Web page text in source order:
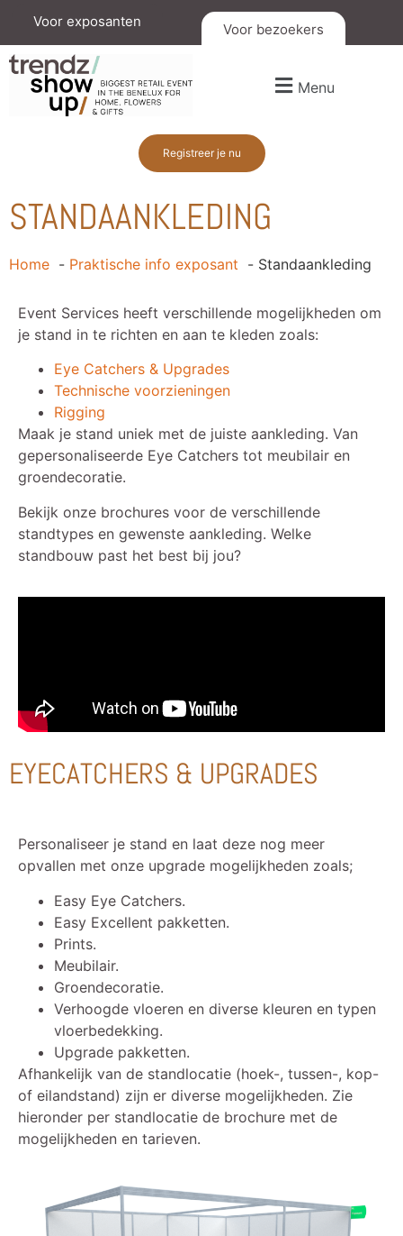
Voor exposanten Voor bezoekers
Menu
Registreer je nu
STANDAANKLEDING
Home Praktische info exposant Standaankleding
Event Services heeft verschillende mogelijkheden om
je stand in te richten en aan te kleden zoals:
Eye Catchers & Upgrades
Technische voorzieningen
Rigging
Maak je stand uniek met de juiste aankleding. Van
gepersonaliseerde Eye Catchers tot meubilair en
groendecoratie.
Bekijk onze brochures voor de verschillende
standtypes en gewenste aankleding. Welke
standbouw past het best bij jou?
EYECATCHERS & UPGRADES
Personaliseer je stand en laat deze nog meer
opvallen met onze upgrade mogelijkheden zoals;
Easy Eye Catchers.
Easy Excellent pakketten.
Prints.
Meubilair.
Groendecoratie.
Verhoogde vloeren en diverse kleuren en typen
vloerbedekking.
Upgrade pakketten.
Afhankelijk van de standlocatie (hoek-, tussen-, kop-
of eilandstand) zijn er diverse mogelijkheden. Zie
hieronder per standlocatie de brochure met de
mogelijkheden en tarieven.